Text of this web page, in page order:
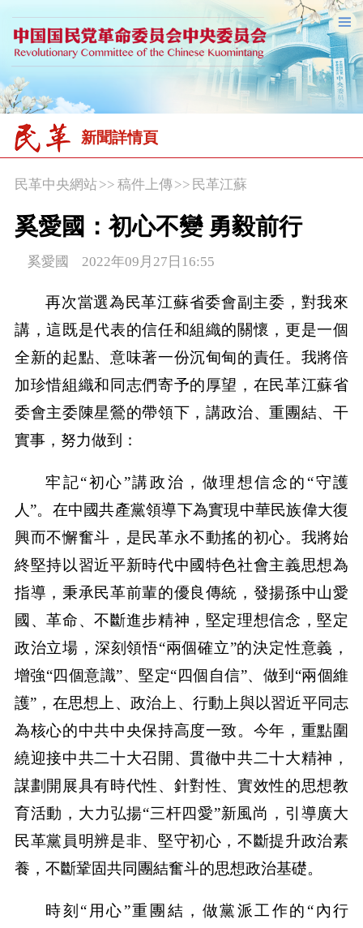
新聞詳情頁
民革中央網站>> 稿件上傳>> 民革江蘇
奚愛國：初心不變 勇毅前行
奚愛國 2022年09月27日16:55
再次當選為民革江蘇省委會副主委，對我來
講，這既是代表的信任和組織的關懷，更是一個
全新的起點、意味著一份沉甸甸的責任。我將倍
加珍惜組織和同志們寄予的厚望，在民革江蘇省
委會主委陳星鶯的帶領下，講政治、重團結、干
實事，努力做到：
牢記“初心”講政治，做理想信念的“守護
人”。在中國共產黨領導下為實現中華民族偉大復
興而不懈奮斗，是民革永不動搖的初心。我將始
終堅持以習近平新時代中國特色社會主義思想為
指導，秉承民革前輩的優良傳統，發揚孫中山愛
國、革命、不斷進步精神，堅定理想信念，堅定
政治立場，深刻領悟“兩個確立”的決定性意義，
增強“四個意識”、堅定“四個自信”、做到“兩個維
護”，在思想上、政治上、行動上與以習近平同志
為核心的中共中央保持高度一致。今年，重點圍
繞迎接中共二十大召開、貫徹中共二十大精神，
謀劃開展具有時代性、針對性、實效性的思想教
育活動，大力弘揚“三杆四愛”新風尚，引導廣大
民革黨員明辨是非、堅守初心，不斷提升政治素
養，不斷鞏固共同團結奮斗的思想政治基礎。
時刻“用心”重團結，做黨派工作的“內行